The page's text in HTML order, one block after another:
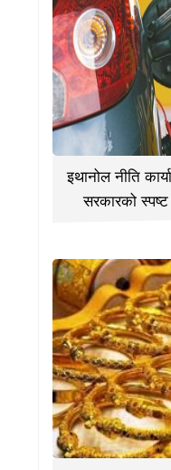
इथानोल नीति
सरकारको